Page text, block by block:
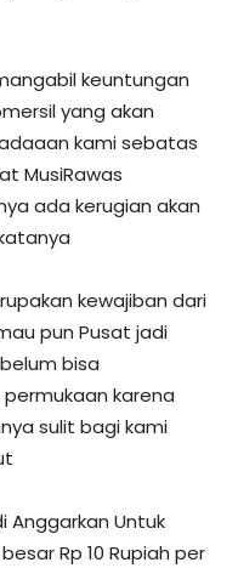
keuntungan
yang akan
kami sebatas
MusiRawas
ada kerugian akan
kewajiban dari
pun Pusat jadi
bisa
karena
sulit bagi kami
Anggarkan Untuk
Rp 10 Rupiah per